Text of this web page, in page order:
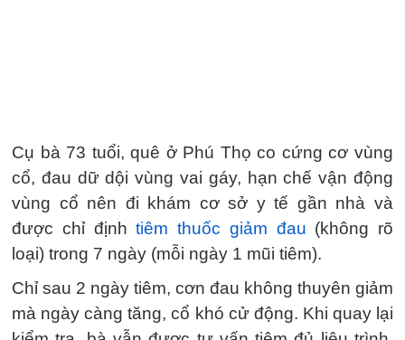
Cụ bà 73 tuổi, quê ở Phú Thọ co cứng cơ vùng
cổ, đau dữ dội vùng vai gáy, hạn chế vận động
vùng cổ nên đi khám cơ sở y tế gần nhà và
được chỉ địnhtiêm thuốc giảm đau (không rõ
loại) trong 7 ngày (mỗi ngày 1 mũi tiêm).
Chỉ sau 2 ngày tiêm, cơn đau không thuyên giảm
mà ngày càng tăng, cổ khó cử động. Khi quay lại